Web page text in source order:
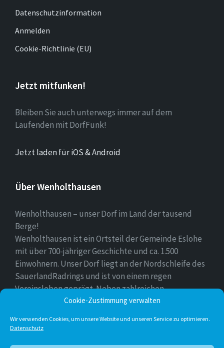
Cookie-Zustimmung verwalten
Wir verwenden Cookies, um unsere Website und unseren Service zu optimieren.
Datenschutz
Datenschutzinformation
Anmelden
Cookie-Richtlinie (EU)
Jetzt mitfunken!
Bleiben Sie auch unterwegs immer auf dem
Laufenden mit DorfFunk!
Jetzt laden für iOS & Android
Über Wenholthausen
Wenholthausen – unser Dorf im Land der tausend
Berge!
Wenholthausen ist ein Ortsteil der Gemeinde Eslohe
mit über 700-jähriger Geschichte und ca. 1.500
Einwohnern. Unser Dorf liegt an der Nordschleife des
SauerlandRadrings und ist von einem regen
Vereinsleben geprägt. Neben zahlreichen
Freizeitmöglichkeiten ist unser Ort für sein